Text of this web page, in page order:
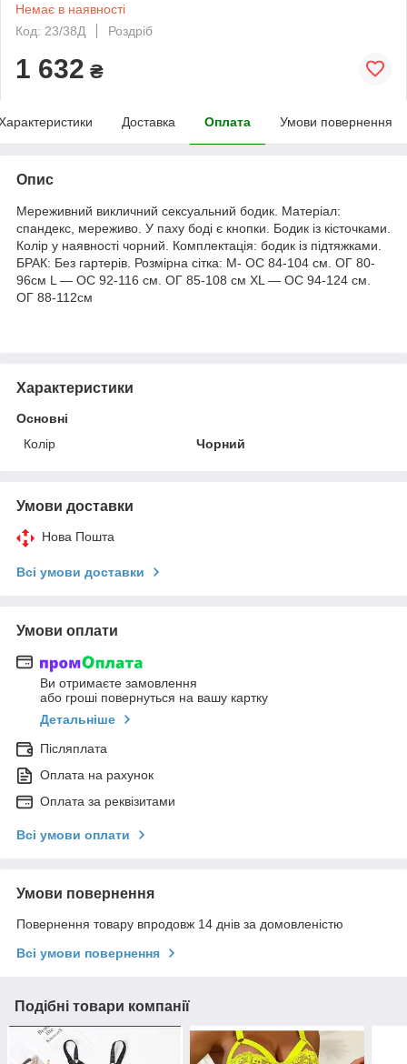
Немає в наявності
Код: 23/38Д
Роздріб
1 632 ₴
Доставка Оплата Умови повернення
Опис
Мереживний викличний сексуальний бодик. Матеріал:
спандекс, мереживо. У паху боді є кнопки. Бодик із кісточками.
Колір у наявності чорний. Комплектація: бодик із підтяжками.
БРАК: Без гартерів. Розмірна сітка: M- ОС 84-104 см. ОГ 80-
96см L — ОС 92-116 см. ОГ 85-108 см ХL — ОС 94-124 см.
ОГ 88-112см
Характеристики
Основні
Колір
Чорний
Умови доставки
Нова Пошта
Всі умови доставки
Умови оплати
Ви отримаєте замовлення
або гроші повернуться на вашу картку
Детальніше
Післяплата
Оплата на рахунок
Оплата за реквізитами
Всі умови оплати
Умови повернення
Повернення товару впродовж 14 днів за домовленістю
Всі умови повернення
Подібні товари компанії